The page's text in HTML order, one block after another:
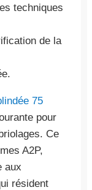
techniques
de la
75
pour
Ce
A2P,
aux
résident